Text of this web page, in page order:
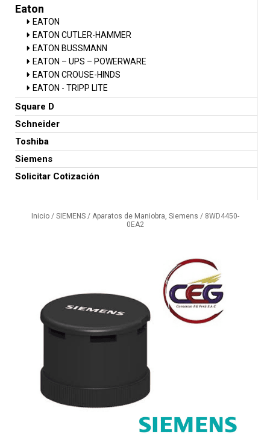
Eaton
EATON
EATON CUTLER-HAMMER
EATON BUSSMANN
EATON – UPS – POWERWARE
EATON CROUSE-HINDS
EATON - TRIPP LITE
Square D
Schneider
Toshiba
Siemens
Solicitar Cotización
Inicio/ SIEMENS/ Aparatos de Maniobra, Siemens / 8WD4450-
0EA2